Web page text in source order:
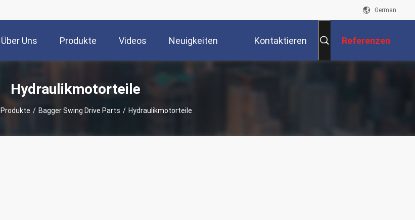
German
Über Uns Produkte Videos Neuigkeiten Kontaktieren Referenzen
Hydraulikmotorteile
Produkte / Bagger Swing Drive Parts / Hydraulikmotorteile